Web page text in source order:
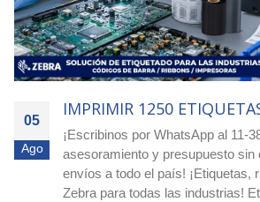
Ago
IMPRIMIR 4000
Agilizá tus pocesos! Cotizá ya
experto! Escribimos a nuestro
o a nuestro e-mail
adhesivas para imprimir que